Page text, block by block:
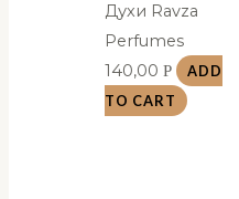
Духи Ravza
Perfumes
140,00Р
ADD
TO CART